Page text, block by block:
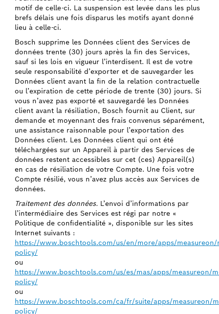
motif de celle-ci. La suspension est levée dans les plus
brefs délais une fois disparus les motifs ayant donné
lieu à celle-ci.
Bosch supprime les Données client des Services de
données trente (30) jours après la fin des Services,
sauf si les lois en vigueur l’interdisent. Il est de votre
seule responsabilité d’exporter et de sauvegarder les
Données client avant la fin de la relation contractuelle
ou l’expiration de cette période de trente (30) jours. Si
vous n’avez pas exporté et sauvegardé les Données
client avant la résiliation, Bosch fournit au Client, sur
demande et moyennant des frais convenus séparément,
une assistance raisonnable pour l’exportation des
Données client. Les Données client qui ont été
téléchargées sur un Appareil à partir des Services de
données restent accessibles sur cet (ces) Appareil(s)
en cas de résiliation de votre Compte. Une fois votre
Compte résilié, vous n’avez plus accès aux Services de
données.
Traitement des données. L’envoi d’informations par
l’intermédiaire des Services est régi par notre «
Politique de confidentialité », disponible sur les sites
Internet suivants :
https://www.boschtools.com/us/en/more/apps/measureon/
policy/
ou
https://www.boschtools.com/us/es/mas/apps/measureon/
policy/
ou
https://www.boschtools.com/ca/fr/suite/apps/measureon/
policy/